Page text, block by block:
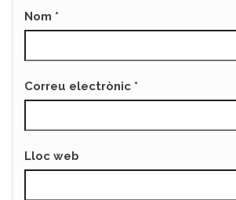
Nom *
Correu electrònic *
Lloc web